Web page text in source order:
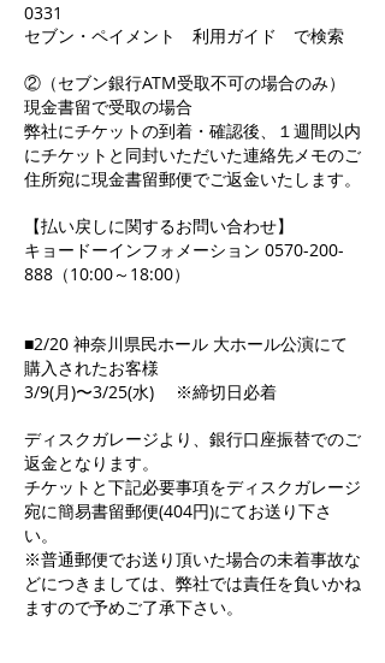
0331
セブン・ペイメント 利用ガイド で検索
②（セブン銀行ATM受取不可の場合のみ）
現金書留で受取の場合
弊社にチケットの到着・確認後、１週間以内
にチケットと同封いただいた連絡先メモのご
住所宛に現金書留郵便でご返金いたします。
【払い戻しに関するお問い合わせ】
キョードーインフォメーション 0570-200-
888（10:00～18:00）
■2/20 神奈川県民ホール 大ホール公演にて
購入されたお客様
3/9(月)〜3/25(水) ※締切日必着
ディスクガレージより、銀行口座振替でのご
返金となります。
チケットと下記必要事項をディスクガレージ
宛に簡易書留郵便(404円)にてお送り下さ
い。
※普通郵便でお送り頂いた場合の未着事故な
どにつきましては、弊社では責任を負いかね
ますので予めご了承下さい。